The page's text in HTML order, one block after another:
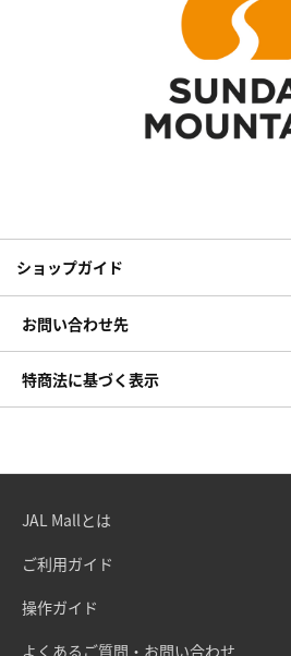
ショップガイド
お問い合わせ先
特商法に基づく表示
JAL Mallとは
ご利用ガイド
操作ガイド
よくあるご質問・お問い合わせ